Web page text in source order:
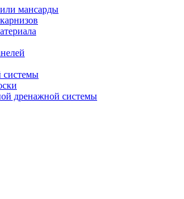
мансарды
системы
дренажной системы